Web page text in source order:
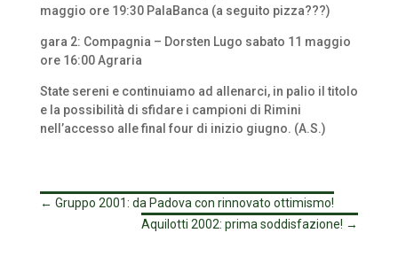
maggio ore 19:30 PalaBanca (a seguito pizza???)
gara 2: Compagnia – Dorsten Lugo sabato 11 maggio
ore 16:00 Agraria
State sereni e continuiamo ad allenarci, in palio il titolo
e la possibilità di sfidare i campioni di Rimini
nell’accesso alle final four di inizio giugno. (A.S.)
← Gruppo 2001: da Padova con rinnovato ottimismo!
Aquilotti 2002: prima soddisfazione! →